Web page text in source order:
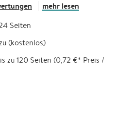
mehr lesen
Seiten
(kostenlos)
zu 120 Seiten (0,72 €* Preis /